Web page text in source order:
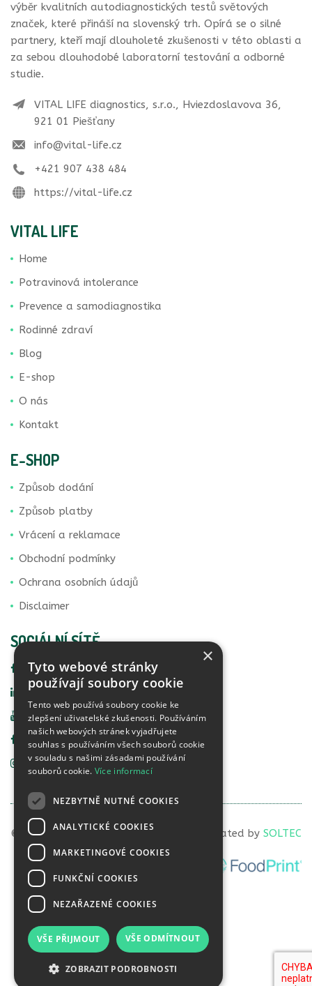
výběr kvalitních autodiagnostických testů světových
značek, které přináší na slovenský trh. Opírá se o silné
partnery, kteří mají dlouholeté zkušenosti v této oblasti a
za sebou dlouhodobé laboratorní testování a odborné
studie.
VITAL LIFE diagnostics, s.r.o., Hviezdoslavova 36,
921 01 Piešťany
info@vital-life.cz
+421 907 438 484
https://vital-life.cz
VITAL LIFE
Home
Potravinová intolerance
Prevence a samodiagnostika
Rodinné zdraví
Blog
E-shop
O nás
Kontakt
E-SHOP
Způsob dodání
Způsob platby
Vrácení a reklamace
Obchodní podmínky
Ochrana osobních údajů
Disclaimer
SOCIÁLNÍ SÍTĚ
Facebook Vital Life
Linkedin Vital Life
YouTube Vital Life
Facebook Food Detective
Instagram Food Detective
© 2023 VITAL LIFE diagnostics, s.r.o. | Created by SOLTEC
×
Tyto webové stránky
používají soubory cookie
Tento web používá soubory cookie ke
zlepšení uživatelské zkušenosti. Používáním
našich webových stránek vyjadřujete
souhlas s používáním všech souborů cookie
v souladu s našimi zásadami používání
souborů cookie. Více informací
NEZBYTNĚ NUTNÉ COOKIES
ANALYTICKÉ COOKIES
MARKETINGOVÉ COOKIES
FUNKČNÍ COOKIES
NEZAŘAZENÉ COOKIES
VŠE PŘIJMOUT VŠE ODMÍTNOUT
ZOBRAZIT PODROBNOSTI